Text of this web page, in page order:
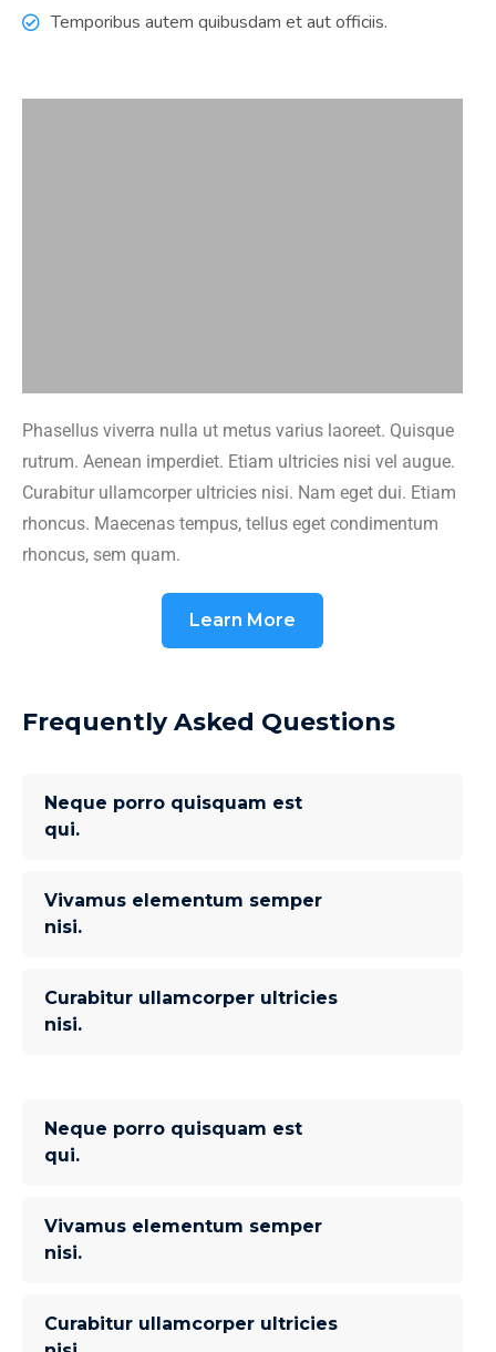
Temporibus autem quibusdam et aut officiis.
Phasellus viverra nulla ut metus varius laoreet. Quisque
rutrum. Aenean imperdiet. Etiam ultricies nisi vel augue.
Curabitur ullamcorper ultricies nisi. Nam eget dui. Etiam
rhoncus. Maecenas tempus, tellus eget condimentum
rhoncus, sem quam.
Learn More
Frequently Asked Questions
Neque porro quisquam est
qui.
Vivamus elementum semper
nisi.
Curabitur ullamcorper ultricies
nisi.
Neque porro quisquam est
qui.
Vivamus elementum semper
nisi.
Curabitur ullamcorper ultricies